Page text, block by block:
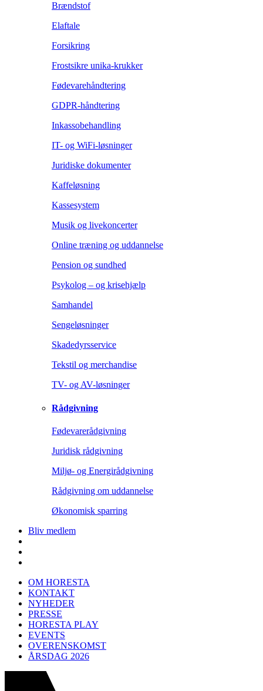
Brændstof
Elaftale
Forsikring
Frostsikre unika-krukker
Fødevarehåndtering
GDPR-håndtering
Inkassobehandling
IT- og WiFi-løsninger
Juridiske dokumenter
Kaffeløsning
Kassesystem
Musik og livekoncerter
Online træning og uddannelse
Pension og sundhed
Psykolog – og krisehjælp
Samhandel
Sengeløsninger
Skadedyrsservice
Tekstil og merchandise
TV- og AV-løsninger
Rådgivning
Fødevarerådgivning
Juridisk rådgivning
Miljø- og Energirådgivning
Rådgivning om uddannelse
Økonomisk sparring
Bliv medlem
OM HORESTA
KONTAKT
NYHEDER
PRESSE
HORESTA PLAY
EVENTS
OVERENSKOMST
ÅRSDAG 2026